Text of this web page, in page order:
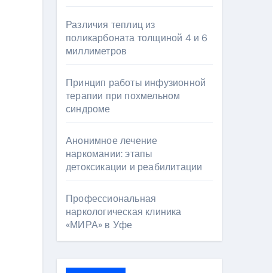
Различия теплиц из
поликарбоната толщиной 4 и 6
миллиметров
Принцип работы инфузионной
терапии при похмельном
синдроме
Анонимное лечение
наркомании: этапы
детоксикации и реабилитации
Профессиональная
наркологическая клиника
«МИРА» в Уфе